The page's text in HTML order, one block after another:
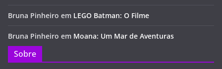
Bruna Pinheiro em LEGO Batman: O Filme
Bruna Pinheiro em Moana: Um Mar de Aventuras
Sobre